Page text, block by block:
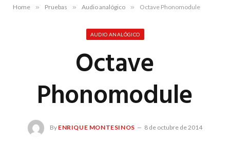
Home » Pruebas » Audio analógico » Octave Phonomodule
AUDIO ANALÓGICO
Octave
Phonomodule
By ENRIQUE MONTESINOS 8 de octubre de 2014